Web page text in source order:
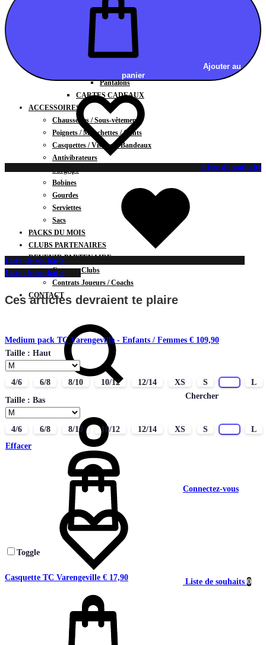
Sweats à capuche zippé
Vestes
BAS
Shorts
Pantalons
CARTES CADEAUX
ACCESSOIRES
Chaussettes / Sous-vêtements
Poignets / Manchettes / Gants
Casquettes / Visières / Bandeaux
Antivibrateurs
Surgrips
Bobines
Gourdes
Serviettes
Sacs
PACKS DU MOIS
CLUBS PARTENAIRES
DEVENIR PARTENAIRE
Contrats Clubs
Contrats Joueurs / Coachs
CONTACT
Chercher
Connectez-vous
Liste de souhaits 0
Ajouter au
panier
Liste de souhaits
Liste de souhaits
Liste de souhaits
Ces articles devraient te plaire
Medium pack TC Varengeville - Enfants / Femmes € 109,90
Taille : Haut
4/6 6/8 8/10 10/12 12/14 XS S
L
Taille : Bas
4/6 6/8 8/10 10/12 12/14 XS S
L
Effacer
Toggle
Casquette TC Varengeville € 17,90